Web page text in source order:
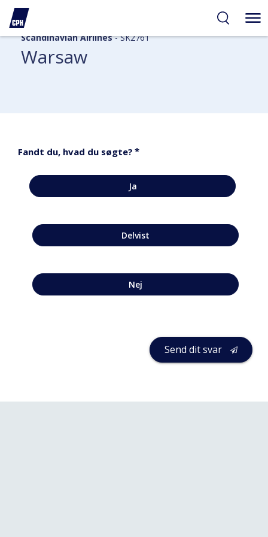
Scandinavian Airlines- SK2761
Warsaw
Fandt du, hvad du søgte? *
Ja
Delvist
Nej
Send dit svar